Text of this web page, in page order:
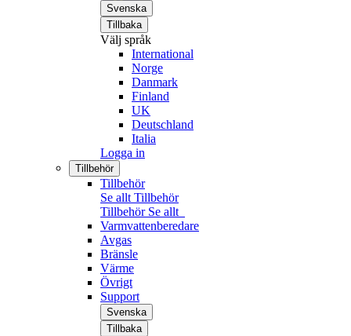
Svenska
Tillbaka
Välj språk
International
Norge
Danmark
Finland
UK
Deutschland
Italia
Logga in
Tillbehör
Tillbehör
Se allt Tillbehör
Tillbehör Se allt
Varmvattenberedare
Avgas
Bränsle
Värme
Övrigt
Support
Svenska
Tillbaka